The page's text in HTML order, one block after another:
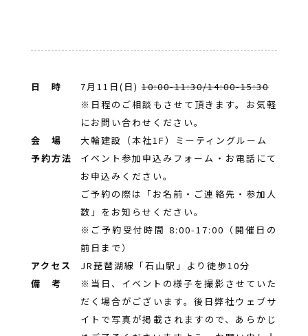
日 時 7月11日(日)10:00-11:30/14:00-15:30
※日程のご相談もさせて頂きます。お気軽
にお問い合わせください。
会 場
大輪建設（本社1F）ミーティングルーム
予約方法
イベント参加申込みフォーム・お電話にて
お申込みください。
ご予約の際は「お名前・ご連絡先・参加人
数」をお知らせください。
※ご予約受付時間 8:00-17:00（開催日の
前日まで）
アクセス
JR琵琶湖線「石山駅」より徒歩10分
備 考
※当日、イベントの様子を撮影させていた
だく場合がございます。後日弊社ウェブサ
イトで写真が掲載されますので、あらかじ